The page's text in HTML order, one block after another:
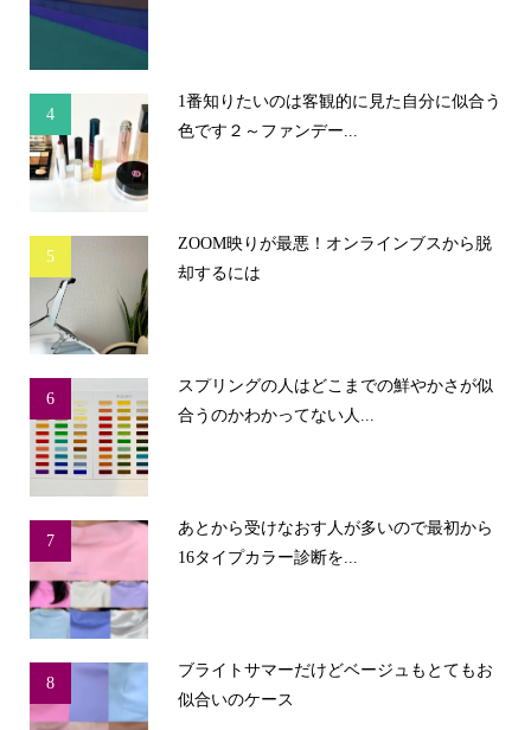
4
1番知りたいのは客観的に見た自分に似合う
色です２～ファンデー...
5
ZOOM映りが最悪！オンラインブスから脱
却するには
6
スプリングの人はどこまでの鮮やかさが似
合うのかわかってない人...
7
あとから受けなおす人が多いので最初から
16タイプカラー診断を...
8
ブライトサマーだけどベージュもとてもお
似合いのケース